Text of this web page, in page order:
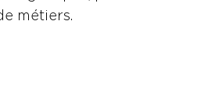
métiers.